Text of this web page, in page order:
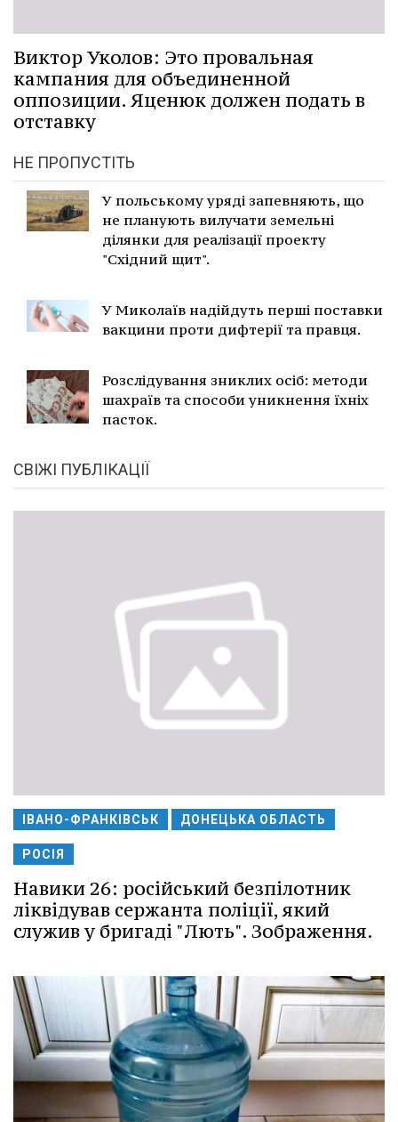
Виктор Уколов: Это провальная
кампания для объединенной
оппозиции. Яценюк должен подать в
отставку
НЕ ПРОПУСТІТЬ
У польському уряді запевняють, що
не планують вилучати земельні
ділянки для реалізації проекту
"Східний щит".
У Миколаїв надійдуть перші поставки
вакцини проти дифтерії та правця.
Розслідування зниклих осіб: методи
шахраїв та способи уникнення їхніх
пасток.
СВІЖІ ПУБЛІКАЦІЇ
ІВАНО-ФРАНКІВСЬК ДОНЕЦЬКА ОБЛАСТЬ
РОСІЯ
Навики 26: російський безпілотник
ліквідував сержанта поліції, який
служив у бригаді "Лють". Зображення.